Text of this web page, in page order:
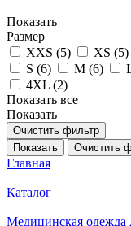
Показать
Размер
XXS (5) XS (5)
S (6) M (6)
4XL (2)
Показать все
Показать
Очистить фильтр
Показать
Очистить
Главная
Каталог
Медицинская одежда